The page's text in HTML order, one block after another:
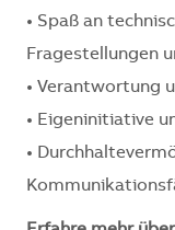
• Spaß an
Fragestellungen
• Verantwortung
• Eigeninitiative
•